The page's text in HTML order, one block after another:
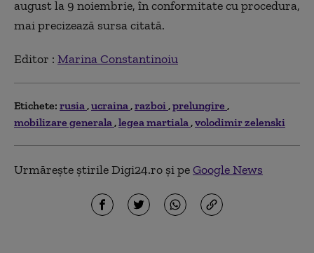
august la 9 noiembrie, în conformitate cu procedura,
mai precizează sursa citată.
Editor : Marina Constantinoiu
Etichete: rusia ucraina razboi prelungire
mobilizare generala legea martiala volodimir zelenski
Urmărește știrile Digi24.ro și peGoogle News